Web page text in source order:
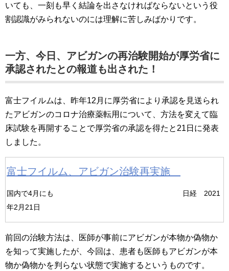
いても、一刻も早く結論を出さなければならないという役
割認識がみられないのには理解に苦しみばかりです。
一方、今日、アビガンの再治験開始が厚労省に
承認されたとの報道も出された！
富士フイルムは、昨年12月に厚労省により承認を見送られ
たアビガンのコロナ治療薬転用について、方法を変えて臨
床試験を再開することで厚労省の承認を得たと21日に発表
しました。
富士フイルム、アビガン治験再実施
国内で4月にも 日経 2021
年2月21日
前回の治験方法は、医師が事前にアビガンが本物か偽物か
を知って実施したが、今回は、患者も医師もアビガンが本
物か偽物かを判らない状態で実施するというものです。